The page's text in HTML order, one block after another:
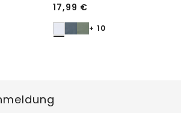
17,99 €
+ 10